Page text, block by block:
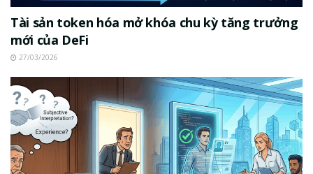
Tài sản token hóa mở khóa chu kỳ tăng trưởng
mới của DeFi
27/03/2026